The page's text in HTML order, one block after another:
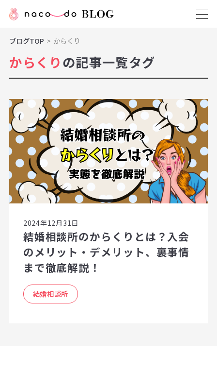
ブログTOP からくり
からくりの記事一覧タグ
2024年12月31日
結婚相談所のからくりとは？入会
のメリット・デメリット、裏事情
まで徹底解説！
結婚相談所